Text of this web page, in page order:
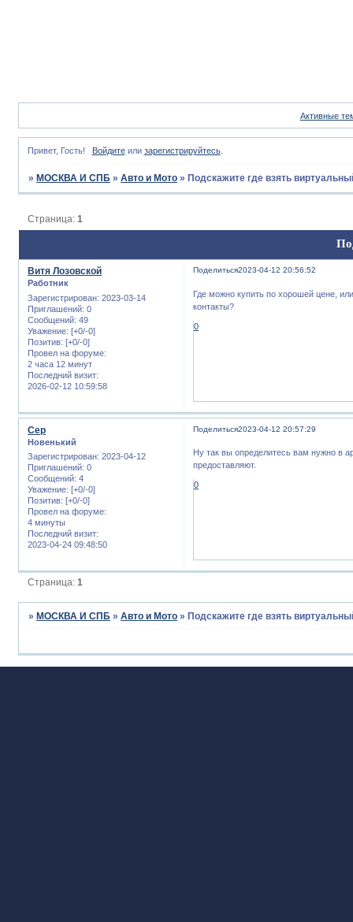
Активные
Привет, Гость! Войдитеили зарегистрируйтесь.
» МОСКВА И СПБ »Авто и Мото » Подскажите где взять
Страница:1
Поделиться2023-04-12 20:56:52
Витя Лозовской
Работник
Зарегистрирован: 2023-03-14
Приглашений: 0
Сообщений: 49
Уважение: [+0/-0]
Позитив: [+0/-0]
Провел на форуме:
2 часа 12 минут
Последний визит:
2026-02-12 10:59:58
Где можно купить по хорошей цене,
контакты?
0
Поделиться2023-04-12 20:57:29
Сер
Новенький
Зарегистрирован: 2023-04-12
Приглашений: 0
Сообщений: 4
Уважение: [+0/-0]
Позитив: [+0/-0]
Провел на форуме:
4 минуты
Последний визит:
2023-04-24 09:48:50
Ну так вы определитесь вам нужно в
предоставляют.
0
Страница:1
»МОСКВА И СПБ »Авто и Мото »Подскажите где взять